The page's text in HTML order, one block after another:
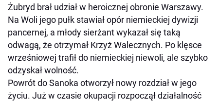
Żubryd brał udział w heroicznej obronie Warszawy.
Na Woli jego pułk stawiał opór niemieckiej dywizji
pancernej, a młody sierżant wykazał się taką
odwagą, że otrzymał Krzyż Walecznych. Po klęsce
wrześniowej trafił do niemieckiej niewoli, ale szybko
odzyskał wolność.
Powrót do Sanoka otworzył nowy rozdział w jego
życiu. Już w czasie okupacji rozpoczął działalność